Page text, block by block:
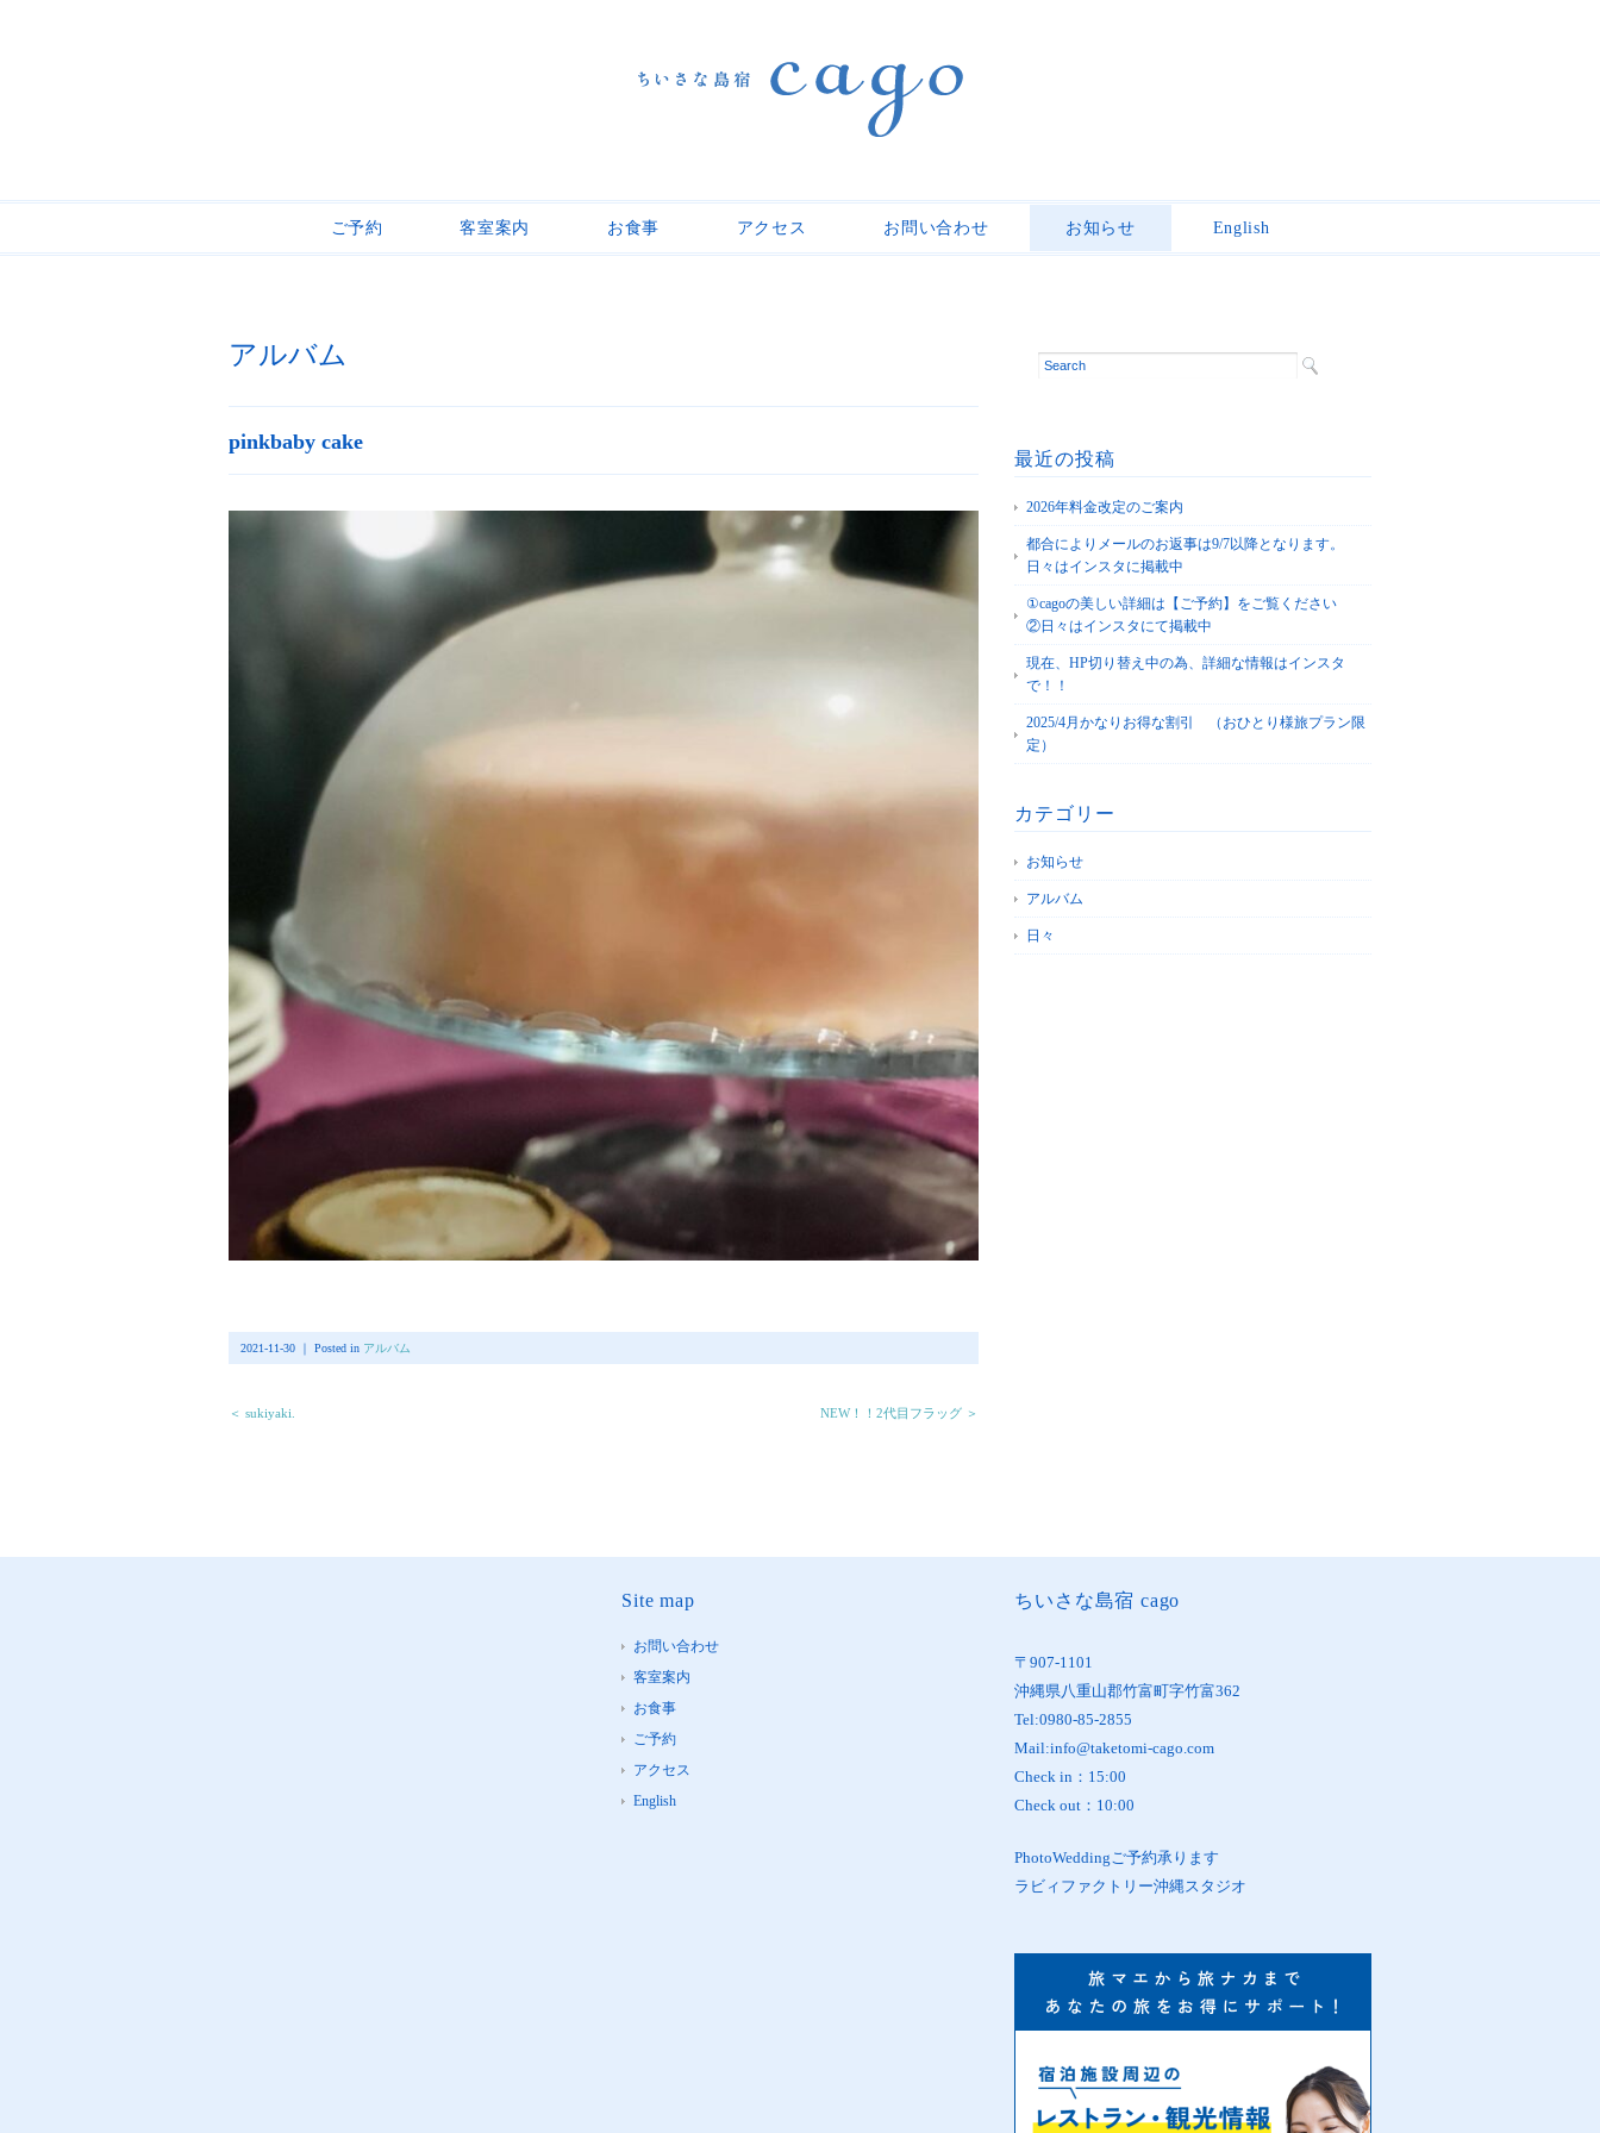
ご予約 客室案内 お食事 アクセス お問い合わせ お知らせ English
アルバム
pinkbaby cake
2021-11-30 ｜ Posted in アルバム
＜ sukiyaki. NEW！！2代目フラッグ ＞
最近の投稿
2026年料金改定のご案内
都合によりメールのお返事は9/7以降となります。
日々はインスタに掲載中
①cagoの美しい詳細は【ご予約】をご覧ください
②日々はインスタにて掲載中
現在、HP切り替え中の為、詳細な情報はインスタ
で！！
2025/4月かなりお得な割引 （おひとり様旅プラン限
定）
カテゴリー
お知らせ
アルバム
日々
Site map
お問い合わせ
客室案内
お食事
ご予約
アクセス
English
ちいさな島宿 cago
〒907-1101
沖縄県八重山郡竹富町字竹富362
Tel:0980-85-2855
Mail:info@taketomi-cago.com
Check in：15:00
Check out：10:00
PhotoWeddingご予約承ります
ラビィファクトリー沖縄スタジオ